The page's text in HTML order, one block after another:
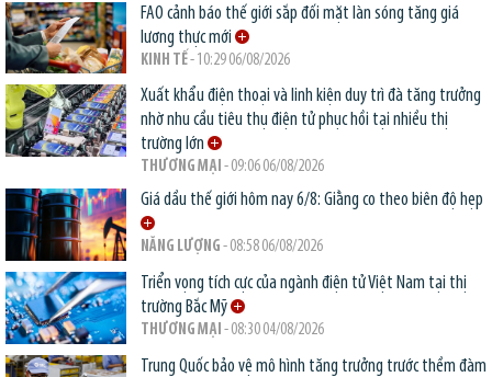
FAO cảnh báo thế giới sắp đối mặt làn sóng tăng giá
lương thực mới
KINH TẾ- 10:29 06/08/2026
Xuất khẩu điện thoại và linh kiện duy trì đà tăng trưởng
nhờ nhu cầu tiêu thụ điện tử phục hồi tại nhiều thị
trường lớn
THƯƠNG MẠI - 09:06 06/08/2026
Giá dầu thế giới hôm nay 6/8: Giằng co theo biên độ hẹp
NĂNG LƯỢNG - 08:58 06/08/2026
Triển vọng tích cực của ngành điện tử Việt Nam tại thị
trường Bắc Mỹ
THƯƠNG MẠI - 08:30 04/08/2026
Trung Quốc bảo vệ mô hình tăng trưởng trước thềm đàm